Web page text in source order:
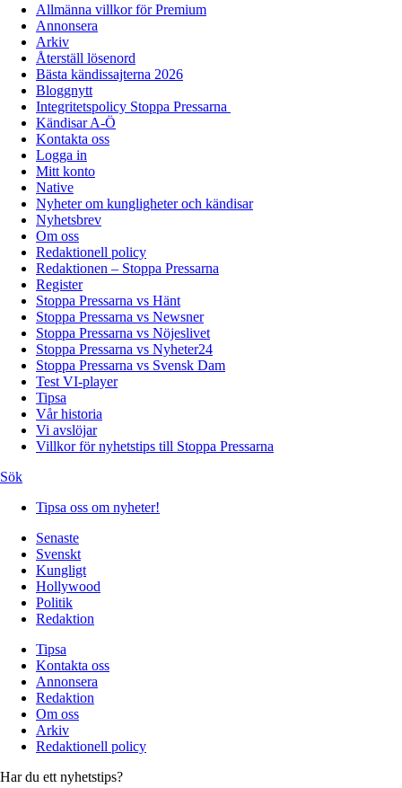
Allmänna villkor för Premium
Annonsera
Arkiv
Återställ lösenord
Bästa kändissajterna 2026
Bloggnytt
Integritetspolicy Stoppa Pressarna
Kändisar A-Ö
Kontakta oss
Logga in
Mitt konto
Native
Nyheter om kungligheter och kändisar
Nyhetsbrev
Om oss
Redaktionell policy
Redaktionen – Stoppa Pressarna
Register
Stoppa Pressarna vs Hänt
Stoppa Pressarna vs Newsner
Stoppa Pressarna vs Nöjeslivet
Stoppa Pressarna vs Nyheter24
Stoppa Pressarna vs Svensk Dam
Test VI-player
Tipsa
Vår historia
Vi avslöjar
Villkor för nyhetstips till Stoppa Pressarna
Sök
Tipsa oss om nyheter!
Senaste
Svenskt
Kungligt
Hollywood
Politik
Redaktion
Tipsa
Kontakta oss
Annonsera
Redaktion
Om oss
Arkiv
Redaktionell policy
Har du ett nyhetstips?